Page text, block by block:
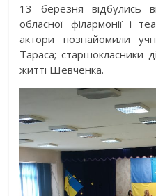
13 березня відбулись
обласної філармонії і
актори познайомили
Тараса; старшокласники
житті Шевченка.